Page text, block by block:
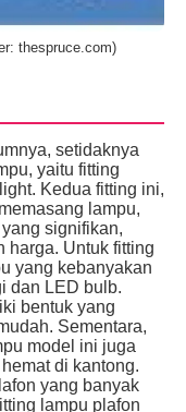
thespruce.com)
setidaknya
yaitu fitting
Kedua fitting ini,
lampu,
signifikan,
harga. Untuk fitting
yang kebanyakan
dan LED bulb.
bentuk yang
Sementara,
model ini juga
di kantong.
yang banyak
lampu plafon